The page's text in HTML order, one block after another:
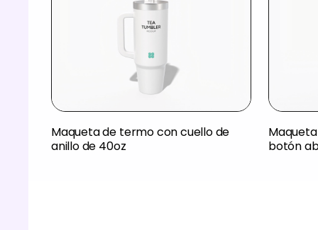
Maqueta de termo con cuello de
anillo de 40oz
botón